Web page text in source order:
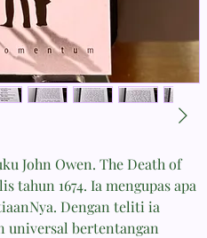
John Owen. The Death of
tahun 1674. Ia mengupas apa
Dengan teliti ia
universal bertentangan